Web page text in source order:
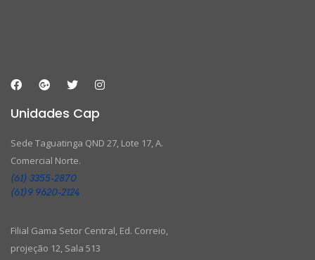
Unidades Cap
Sede Taguatinga QND 27, Lote 17, A.
Comercial Norte.
(61) 3355-2870
(61)9 9620-2124
Filial Gama Setor Central, Ed. Correio,
projeção 12, Sala 513